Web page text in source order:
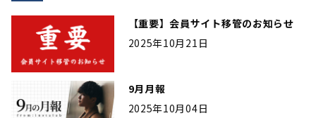
【重要】会員サイト移管のお知らせ
2025年10月21日
9月月報
2025年10月04日